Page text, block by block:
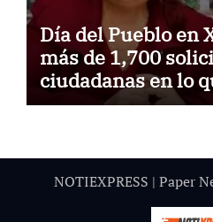
Día del Pueblo en
más de 1,700
ciudadanas en lo
NOTIEXPRESS | Paper